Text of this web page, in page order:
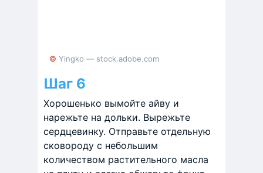
© Yingko — stock.adobe.com
Шаг 6
Хорошенько вымойте айву и
нарежьте на дольки. Вырежьте
сердцевинку. Отправьте отдельную
сковороду с небольшим
количеством растительного масла